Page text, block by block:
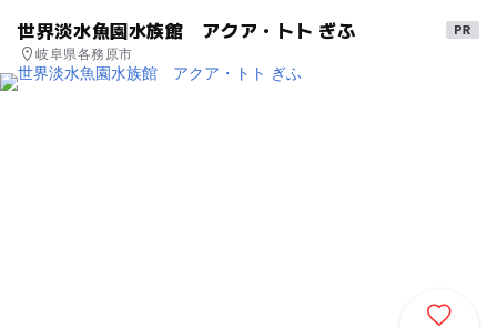
世界淡水魚園水族館 アクア・トト ぎふ
岐阜県各務原市